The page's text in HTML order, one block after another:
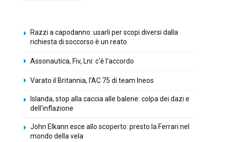
Razzi a capodanno: usarli per scopi diversi dalla
richiesta di soccorso è un reato
Assonautica, Fiv, Lni: c'è l'accordo
Varato il Britannia, l’AC 75 di team Ineos
Islanda, stop alla caccia alle balene: colpa dei dazi e
dell'inflazione
John Elkann esce allo scoperto: presto la Ferrari nel
mondo della vela